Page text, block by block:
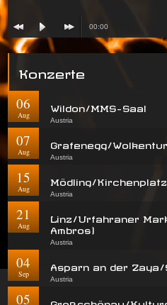
00:00
Konzerte
06
Aug
Wildon/MMS-Saal
Austria
07
Aug
Grafenegg/
Austria
15
Aug
Mödling/Kirchenplatz
Austria
21
Aug
Linz/Urfahraner
Ambros)
Austria
04
Sep
Asparn an der
Austria
05
Großschönau/